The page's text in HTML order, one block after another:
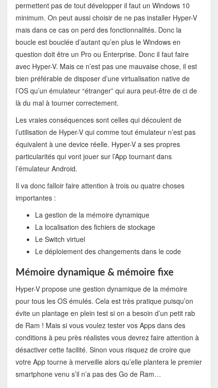
permettent pas de tout développer il faut un Windows 10
minimum. On peut aussi choisir de ne pas installer Hyper-V
mais dans ce cas on perd des fonctionnalités. Donc la
boucle est bouclée d’autant qu’en plus le Windows en
question doit être un Pro ou Enterprise. Donc il faut faire
avec Hyper-V. Mais ce n’est pas une mauvaise chose, il est
bien préférable de disposer d’une virtualisation native de
l’OS qu’un émulateur “étranger” qui aura peut-être de ci de
là du mal à tourner correctement.
Les vraies conséquences sont celles qui découlent de
l’utilisation de Hyper-V qui comme tout émulateur n’est pas
équivalent à une device réelle. Hyper-V a ses propres
particularités qui vont jouer sur l’App tournant dans
l’émulateur Android.
Il va donc falloir faire attention à trois ou quatre choses
importantes :
La gestion de la mémoire dynamique
La localisation des fichiers de stockage
Le Switch virtuel
Le déploiement des changements dans le code
Mémoire dynamique & mémoire fixe
Hyper-V propose une gestion dynamique de la mémoire
pour tous les OS émulés. Cela est très pratique puisqu’on
évite un plantage en plein test si on a besoin d’un petit rab
de Ram ! Mais si vous voulez tester vos Apps dans des
conditions à peu près réalistes vous devrez faire attention à
désactiver cette facilité. Sinon vous risquez de croire que
votre App tourne à merveille alors qu’elle plantera le premier
smartphone venu s’il n’a pas des Go de Ram…